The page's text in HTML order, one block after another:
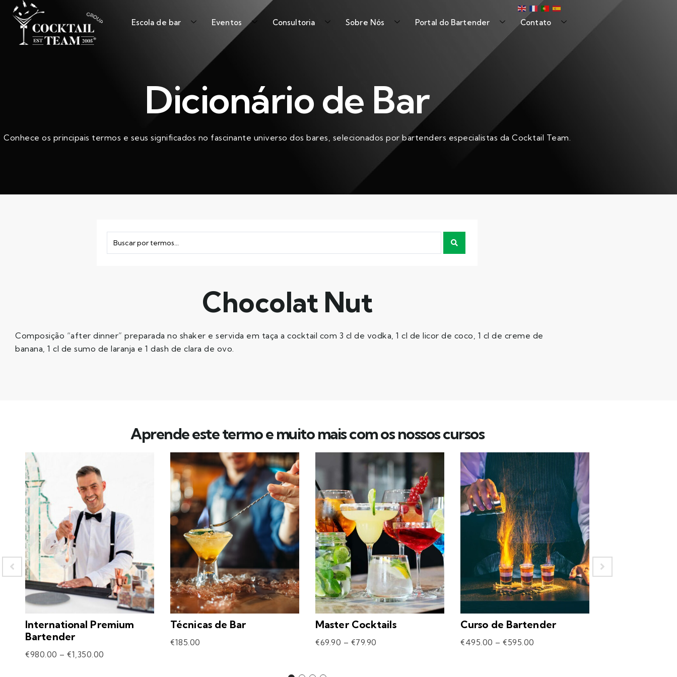
Escola de bar Eventos Consultoria Sobre Nós Portal do Bartender Contato
Dicionário de Bar
Conhece os principais termos e seus significados no fascinante universo dos bares, selecionados por bartenders especialistas da Cocktail Team.
Chocolat Nut
Composição “after dinner” preparada no shaker e servida em taça a cocktail com 3 cl de vodka, 1 cl de licor de coco, 1 cl de creme de
banana, 1 cl de sumo de laranja e 1 dash de clara de ovo.
Aprende este termo e muito mais com os nossos cursos
International Premium
Bartender
€980.00 – €1,350.00
Técnicas de Bar
€185.00
Master Cocktails
€69.90 – €79.90
Curso de Bartender
€495.00 – €595.00